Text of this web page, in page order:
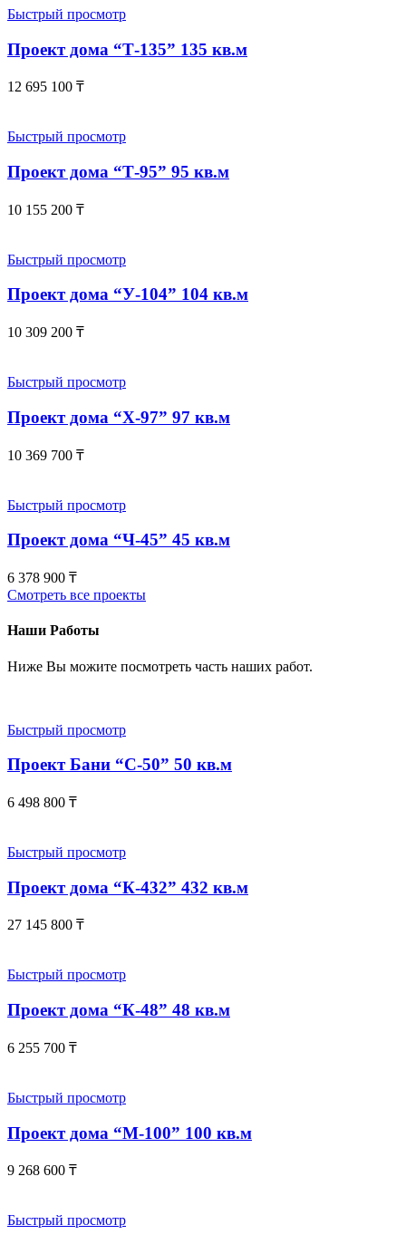
Быстрый просмотр
Проект дома “Т-135” 135 кв.м
12 695 100 ₸
Быстрый просмотр
Проект дома “Т-95” 95 кв.м
10 155 200 ₸
Быстрый просмотр
Проект дома “У-104” 104 кв.м
10 309 200 ₸
Быстрый просмотр
Проект дома “Х-97” 97 кв.м
10 369 700 ₸
Быстрый просмотр
Проект дома “Ч-45” 45 кв.м
6 378 900 ₸
Смотреть все проекты
Наши Работы
Ниже Вы можите посмотреть часть наших работ.
Быстрый просмотр
Проект Бани “С-50” 50 кв.м
6 498 800 ₸
Быстрый просмотр
Проект дома “К-432” 432 кв.м
27 145 800 ₸
Быстрый просмотр
Проект дома “К-48” 48 кв.м
6 255 700 ₸
Быстрый просмотр
Проект дома “М-100” 100 кв.м
9 268 600 ₸
Быстрый просмотр